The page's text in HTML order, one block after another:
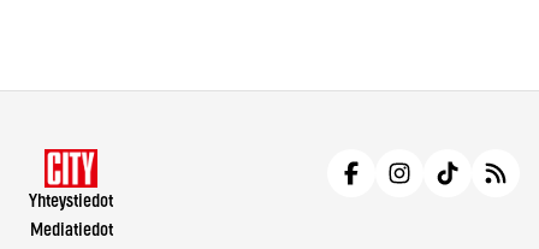
Yhteystiedot
Mediatiedot